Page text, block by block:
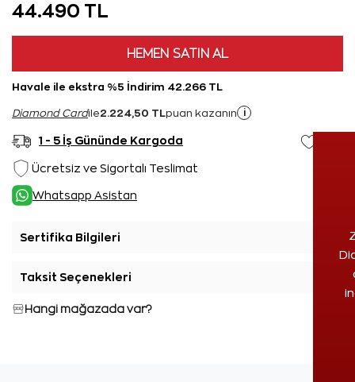
44.490 TL
HEMEN SATIN AL
Havale ile ekstra %5 İndirim 42.266 TL
Diamond Cardile2.224,50 TL puan kazanın i
1 - 5 İş Gününde Kargoda
Ücretsiz ve Sigortalı Teslimat
Whatsapp Asistan
Sertifika Bilgileri
Taksit Seçenekleri
Hangi mağazada var?